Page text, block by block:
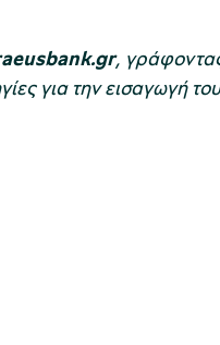
,
για την εισαγωγή